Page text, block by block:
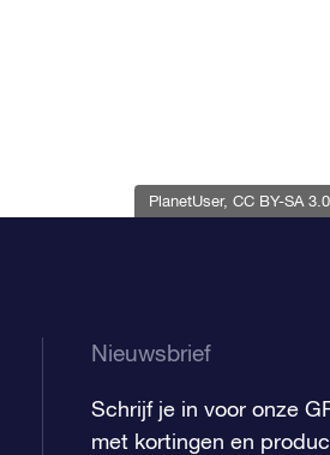
PlanetUser, CC BY-SA 3.0
Nieuwsbrief
Schrijf je in voor onze
met kortingen en